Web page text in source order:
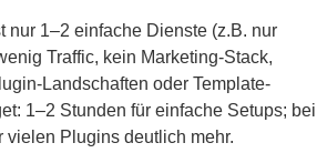
nur 1–2 einfache Dienste (z.B. nur
Traffic, kein Marketing-Stack,
Landschaften oder Template-
1–2 Stunden für einfache Setups; bei
vielen Plugins deutlich mehr.